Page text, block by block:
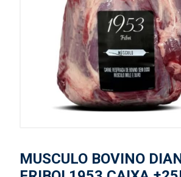
MUSCULO BOVINO